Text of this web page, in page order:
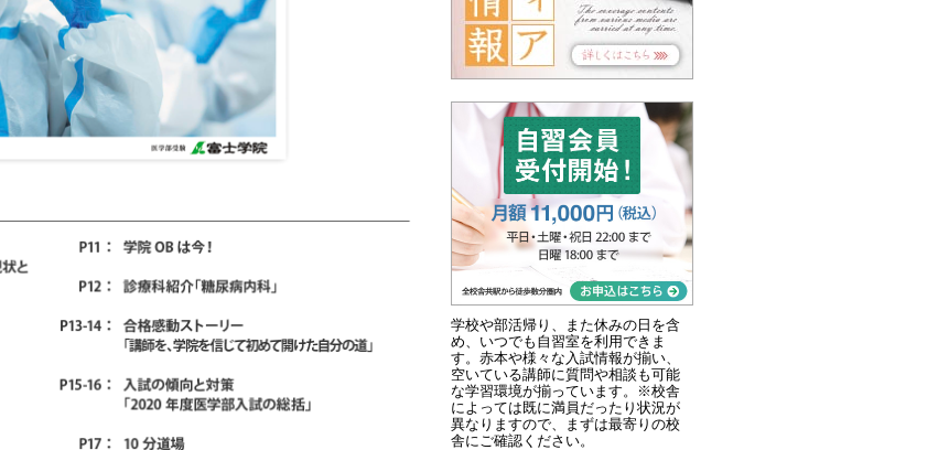
学校や部活帰り、また休みの日を含
め、いつでも自習室を利用できま
す。赤本や様々な入試情報が揃い、
空いている講師に質問や相談も可能
な学習環境が揃っています。※校舎
によっては既に満員だったり状況が
異なりますので、まずは最寄りの校
舎にご確認ください。